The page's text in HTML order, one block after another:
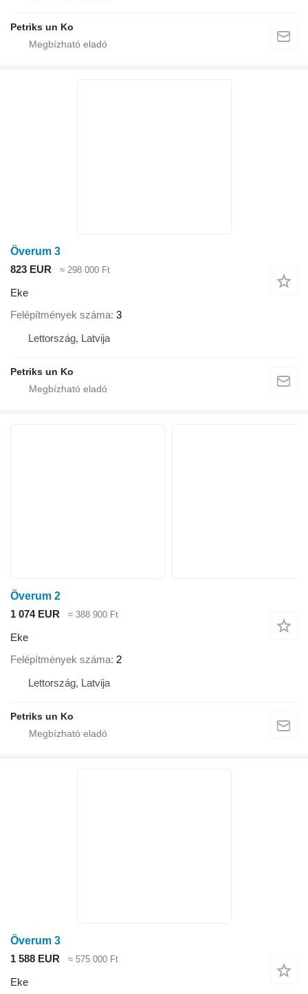
Petriks un Ko
Överum 3
823 EUR
≈ 298 000 Ft
Eke
Felépítmények száma 3
Lettország, Latvija
Petriks un Ko
Överum 2
1 074 EUR
≈ 388 900 Ft
Eke
Felépítmények száma 2
Lettország, Latvija
Petriks un Ko
Överum 3
1 588 EUR
≈ 575 000 Ft
Eke